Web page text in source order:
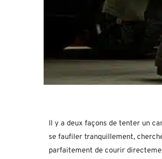
Il y a deux façons de tenter un
se faufiler tranquillement,
parfaitement de courir